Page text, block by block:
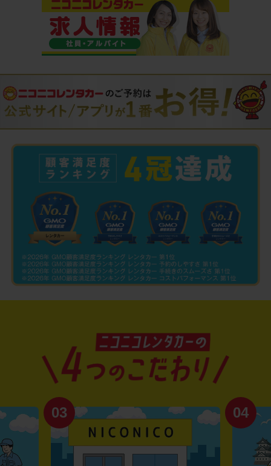
03 04